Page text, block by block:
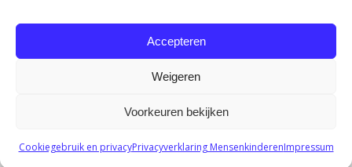
Accepteren
Weigeren
Voorkeuren bekijken
Cookiegebruik en privacyPrivacyverklaring MensenkinderenImpressum